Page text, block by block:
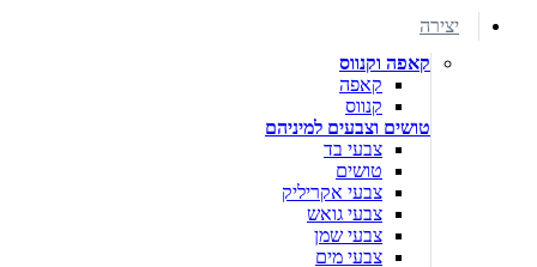
יצירה
קאפה וקנווס
קאפה
קנווס
טושים וצבעים למיניהם
צבעי בד
טושים
צבעי אקריליק
צבעי גואש
צבעי שמן
צבעי מים